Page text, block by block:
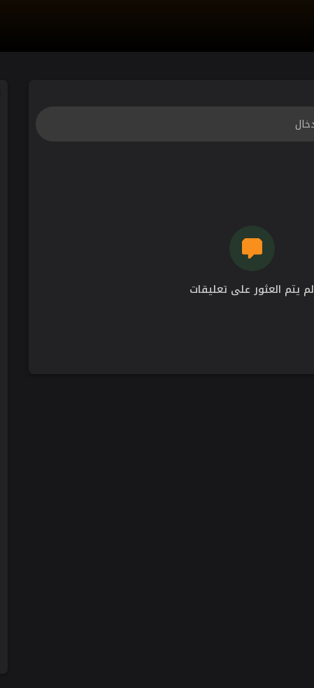
لم يتم العثور على تعليقات